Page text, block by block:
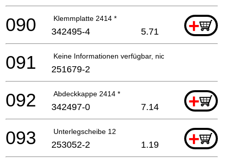
Klemmplatte 2414 * +
090 342495-4 5.71
Keine Informationen verfügbar, nicht bestellbar
091 251679-2
Abdeckkappe 2414 * +
092 342497-0 7.14
Unterlegscheibe 12 +
093 253052-2 1.19